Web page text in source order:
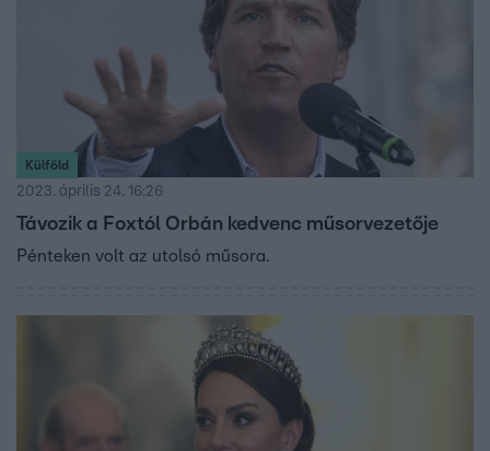
Külföld
2023. április 24. 16:26
Távozik a Foxtól Orbán kedvenc műsorvezetője
Pénteken volt az utolsó műsora.